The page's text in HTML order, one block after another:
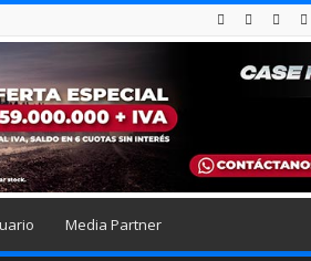
Media Partner